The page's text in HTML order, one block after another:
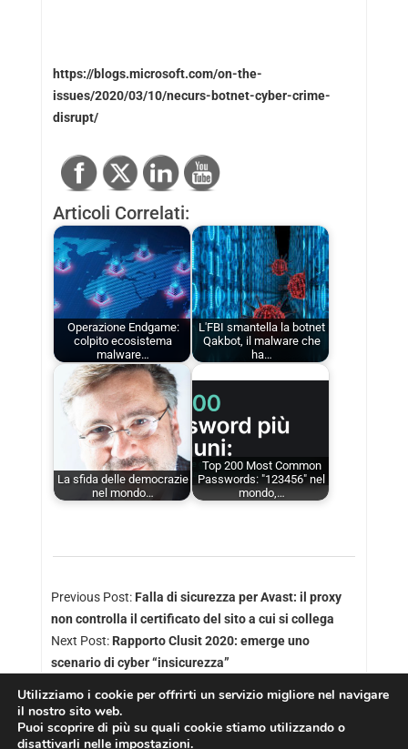
https://blogs.microsoft.com/on-the-
issues/2020/03/10/necurs-botnet-cyber-crime-
disrupt/
Articoli Correlati:
Operazione Endgame:
colpito ecosistema
malware…
L'FBI smantella la botnet
Qakbot, il malware che
ha…
La sfida delle democrazie
nel mondo…
Top 200 Most Common
Passwords: "123456" nel
mondo,…
Previous Post: Falla di sicurezza per Avast: il proxy
non controlla il certificato del sito a cui si collega
Next Post: Rapporto Clusit 2020: emerge uno
scenario di cyber “insicurezza”
Utilizziamo i cookie per offrirti un servizio migliore nel navigare
il nostro sito web.
Puoi scoprire di più su quali cookie stiamo utilizzando o
disattivarli nelle impostazioni.